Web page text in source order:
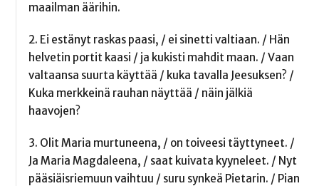
maailman äärihin.
2. Ei estänyt raskas paasi, / ei sinetti valtiaan. / Hän
helvetin portit kaasi / ja kukisti mahdit maan. / Vaan
valtaansa suurta käyttää / kuka tavalla Jeesuksen? /
Kuka merkkeinä rauhan näyttää / näin jälkiä
haavojen?
3. Olit Maria murtuneena, / on toiveesi täyttyneet. /
Ja Maria Magdaleena, / saat kuivata kyyneleet. / Nyt
pääsiäisriemuun vaihtuu / suru synkeä Pietarin. / Pian